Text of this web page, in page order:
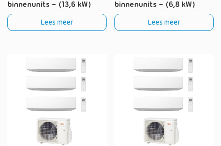
binnenunits – (13,6 kW)
Lees meer
binnenunits – (6,8 kW)
Lees meer